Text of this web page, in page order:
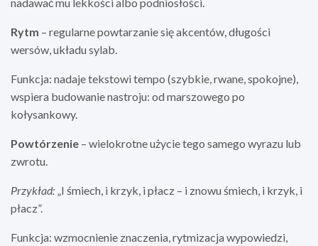
Rytm – regularne powtarzanie się akcentów, długości
wersów, układu sylab.
Funkcja: nadaje tekstowi tempo (szybkie, rwane, spokojne),
wspiera budowanie nastroju: od marszowego po
kołysankowy.
Powtórzenie – wielokrotne użycie tego samego wyrazu lub
zwrotu.
Przykład: „I śmiech, i krzyk, i płacz – i znowu śmiech, i krzyk, i
płacz”.
Funkcja: wzmocnienie znaczenia, rytmizacja wypowiedzi,